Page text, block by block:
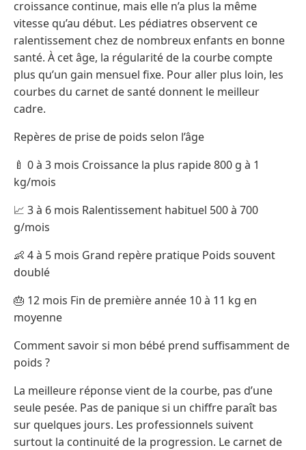
croissance continue, mais elle n’a plus la même
vitesse qu’au début. Les pédiatres observent ce
ralentissement chez de nombreux enfants en bonne
santé. À cet âge, la régularité de la courbe compte
plus qu’un gain mensuel fixe. Pour aller plus loin, les
courbes du carnet de santé donnent le meilleur
cadre.
Repères de prise de poids selon l’âge
🍼 0 à 3 mois Croissance la plus rapide 800 g à 1
kg/mois
📈 3 à 6 mois Ralentissement habituel 500 à 700
g/mois
👶 4 à 5 mois Grand repère pratique Poids souvent
doublé
🎂 12 mois Fin de première année 10 à 11 kg en
moyenne
Comment savoir si mon bébé prend suffisamment de
poids ?
La meilleure réponse vient de la courbe, pas d’une
seule pesée. Pas de panique si un chiffre paraît bas
sur quelques jours. Les professionnels suivent
surtout la continuité de la progression. Le carnet de